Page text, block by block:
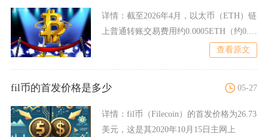
详情： 截至2026年4月，以太币（ETH）链
上普通转账交易费用约0.0005ETH（约0.01
查看原文
fil币的首发价格是多少 05-27
详情： fil币（Filecoin）的首发价格为26.73
美元，这是其2020年10月15日主网上